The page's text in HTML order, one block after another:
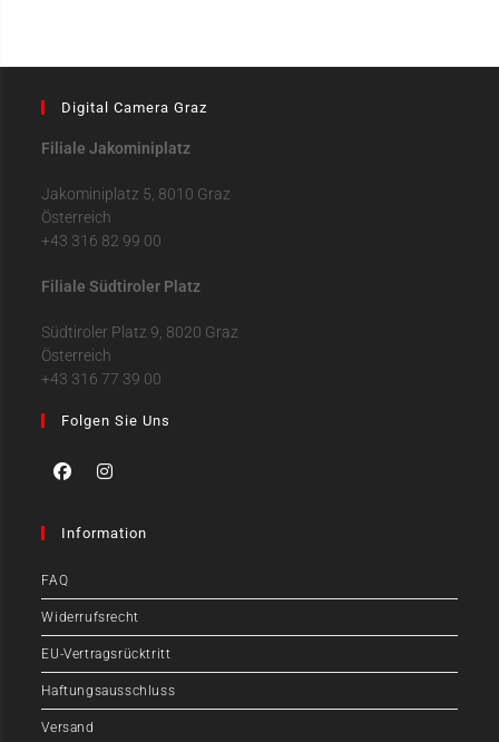
Digital Camera Graz
Filiale Jakominiplatz
Jakominiplatz 5, 8010 Graz
Österreich
+43 316 82 99 00
Filiale Südtiroler Platz
Südtiroler Platz 9, 8020 Graz
Österreich
+43 316 77 39 00
Folgen Sie Uns
Information
FAQ
Widerrufsrecht
EU-Vertragsrücktritt
Haftungsausschluss
Versand